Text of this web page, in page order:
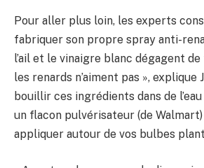
Pour aller plus loin, les experts
fabriquer son propre spray anti-
l’ail et le vinaigre blanc dégagent
les renards n’aiment pas », explique
bouillir ces ingrédients dans de
un flacon pulvérisateur (de
appliquer autour de vos bulbes